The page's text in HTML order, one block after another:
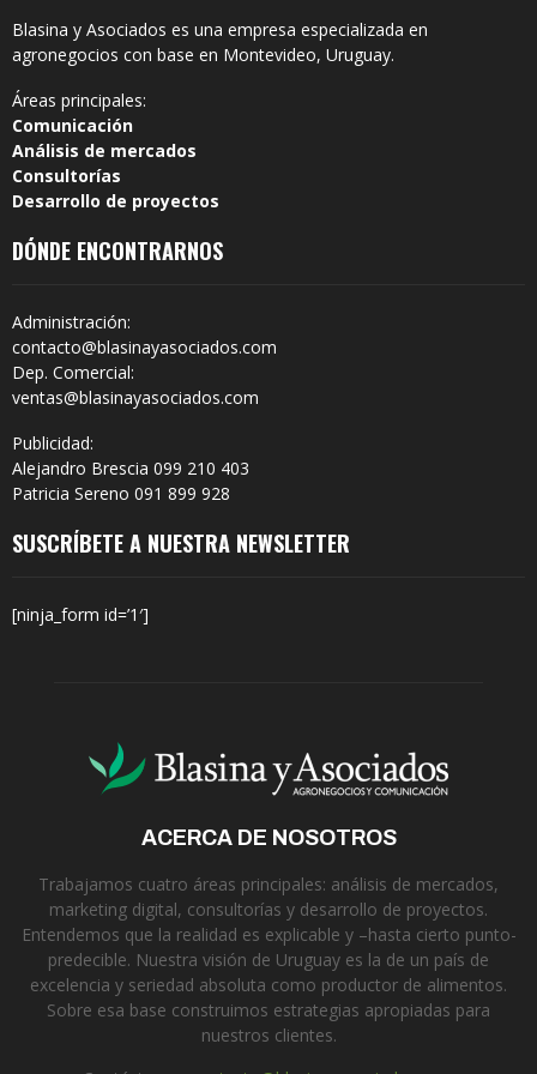
Blasina y Asociados es una empresa especializada en
agronegocios con base en Montevideo, Uruguay.
Áreas principales:
Comunicación
Análisis de mercados
Consultorías
Desarrollo de proyectos
DÓNDE ENCONTRARNOS
Administración:
contacto@blasinayasociados.com
Dep. Comercial:
ventas@blasinayasociados.com
Publicidad:
Alejandro Brescia 099 210 403
Patricia Sereno 091 899 928
SUSCRÍBETE A NUESTRA NEWSLETTER
[ninja_form id=’1′]
ACERCA DE NOSOTROS
Trabajamos cuatro áreas principales: análisis de mercados,
marketing digital, consultorías y desarrollo de proyectos.
Entendemos que la realidad es explicable y –hasta cierto punto-
predecible. Nuestra visión de Uruguay es la de un país de
excelencia y seriedad absoluta como productor de alimentos.
Sobre esa base construimos estrategias apropiadas para
nuestros clientes.